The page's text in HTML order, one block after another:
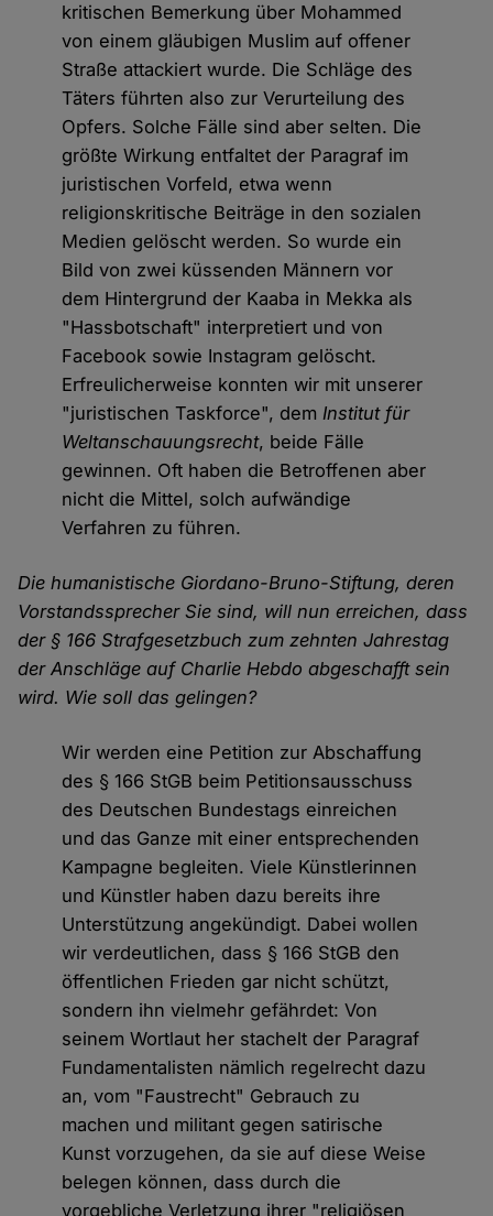
kritischen Bemerkung über Mohammed
von einem gläubigen Muslim auf offener
Straße attackiert wurde. Die Schläge des
Täters führten also zur Verurteilung des
Opfers. Solche Fälle sind aber selten. Die
größte Wirkung entfaltet der Paragraf im
juristischen Vorfeld, etwa wenn
religionskritische Beiträge in den sozialen
Medien gelöscht werden. So wurde ein
Bild von zwei küssenden Männern vor
dem Hintergrund der Kaaba in Mekka als
"Hassbotschaft" interpretiert und von
Facebook sowie Instagram gelöscht.
Erfreulicherweise konnten wir mit unserer
"juristischen Taskforce", demInstitut für
Weltanschauungsrecht, beide Fälle
gewinnen. Oft haben die Betroffenen aber
nicht die Mittel, solch aufwändige
Verfahren zu führen.
Die humanistische Giordano-Bruno-Stiftung, deren
Vorstandssprecher Sie sind, will nun erreichen, dass
der § 166 Strafgesetzbuch zum zehnten Jahrestag
der Anschläge auf Charlie Hebdo abgeschafft sein
wird. Wie soll das gelingen?
Wir werden eine Petition zur Abschaffung
des § 166 StGB beim Petitionsausschuss
des Deutschen Bundestags einreichen
und das Ganze mit einer entsprechenden
Kampagne begleiten. Viele Künstlerinnen
und Künstler haben dazu bereits ihre
Unterstützung angekündigt. Dabei wollen
wir verdeutlichen, dass § 166 StGB den
öffentlichen Frieden gar nicht schützt,
sondern ihn vielmehr gefährdet: Von
seinem Wortlaut her stachelt der Paragraf
Fundamentalisten nämlich regelrecht dazu
an, vom "Faustrecht" Gebrauch zu
machen und militant gegen satirische
Kunst vorzugehen, da sie auf diese Weise
belegen können, dass durch die
vorgebliche Verletzung ihrer "religiösen